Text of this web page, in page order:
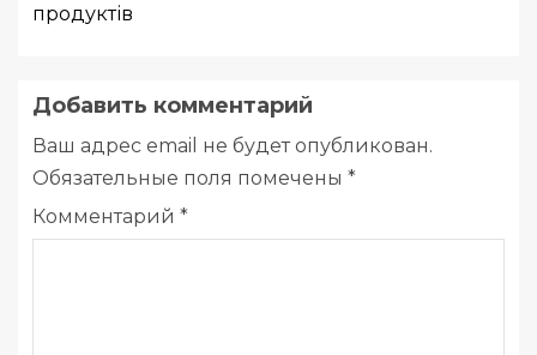
продуктів
Добавить комментарий
Ваш адрес email не будет опубликован.
Обязательные поля помечены *
Комментарий *